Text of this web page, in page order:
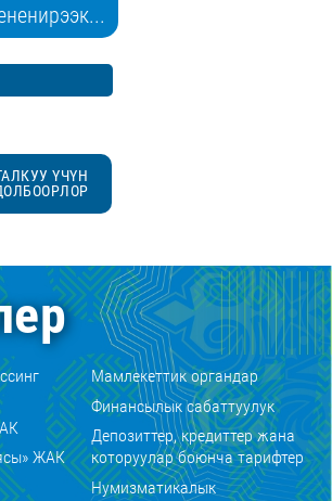
ҮЧҮН
ЖАК
Мамлекеттик органдар
Финансылык сабаттуулук
Депозиттер, кредиттер жана
которуулар боюнча тарифтер
Нумизматикалык